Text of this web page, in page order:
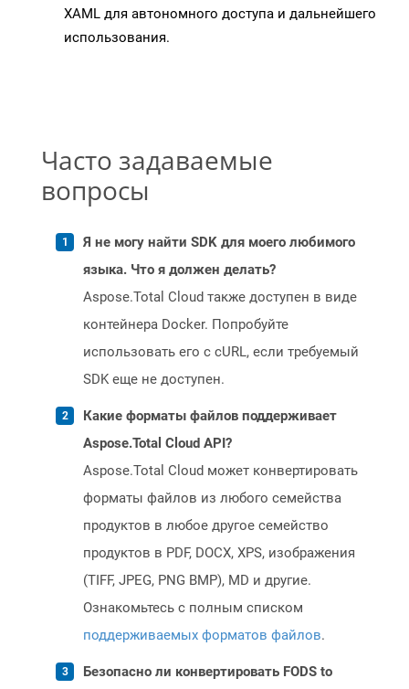
XAML для автономного доступа и дальнейшего
использования.
Часто задаваемые
вопросы
Я не могу найти SDK для моего любимого
языка. Что я должен делать?
Aspose.Total Cloud также доступен в виде
контейнера Docker. Попробуйте
использовать его с cURL, если требуемый
SDK еще не доступен.
Какие форматы файлов поддерживает
Aspose.Total Cloud API?
Aspose.Total Cloud может конвертировать
форматы файлов из любого семейства
продуктов в любое другое семейство
продуктов в PDF, DOCX, XPS, изображения
(TIFF, JPEG, PNG BMP), MD и другие.
Ознакомьтесь с полным списком
поддерживаемых форматов файлов.
Безопасно ли конвертировать FODS to